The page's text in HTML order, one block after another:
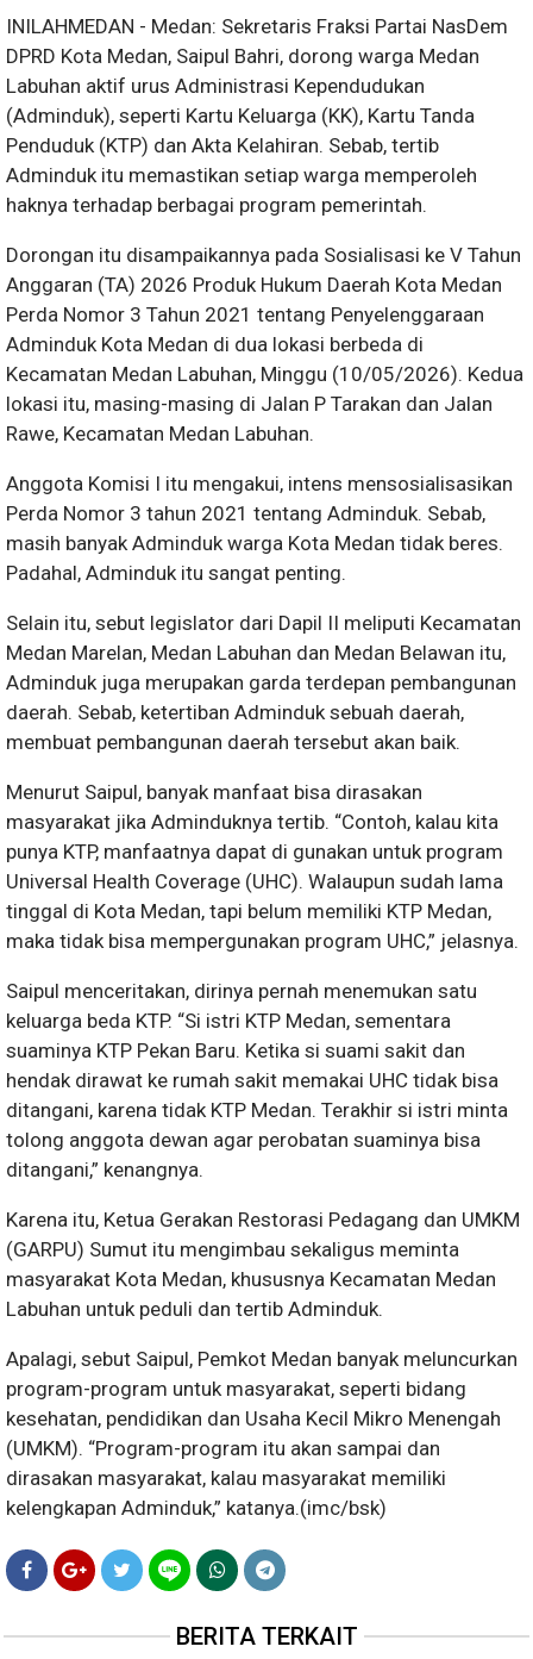
INILAHMEDAN - Medan: Sekretaris Fraksi Partai NasDem
DPRD Kota Medan, Saipul Bahri, dorong warga Medan
Labuhan aktif urus Administrasi Kependudukan
(Adminduk), seperti Kartu Keluarga (KK), Kartu Tanda
Penduduk (KTP) dan Akta Kelahiran. Sebab, tertib
Adminduk itu memastikan setiap warga memperoleh
haknya terhadap berbagai program pemerintah.
Dorongan itu disampaikannya pada Sosialisasi ke V Tahun
Anggaran (TA) 2026 Produk Hukum Daerah Kota Medan
Perda Nomor 3 Tahun 2021 tentang Penyelenggaraan
Adminduk Kota Medan di dua lokasi berbeda di
Kecamatan Medan Labuhan, Minggu (10/05/2026). Kedua
lokasi itu, masing-masing di Jalan P Tarakan dan Jalan
Rawe, Kecamatan Medan Labuhan.
Anggota Komisi I itu mengakui, intens mensosialisasikan
Perda Nomor 3 tahun 2021 tentang Adminduk. Sebab,
masih banyak Adminduk warga Kota Medan tidak beres.
Padahal, Adminduk itu sangat penting.
Selain itu, sebut legislator dari Dapil II meliputi Kecamatan
Medan Marelan, Medan Labuhan dan Medan Belawan itu,
Adminduk juga merupakan garda terdepan pembangunan
daerah. Sebab, ketertiban Adminduk sebuah daerah,
membuat pembangunan daerah tersebut akan baik.
Menurut Saipul, banyak manfaat bisa dirasakan
masyarakat jika Adminduknya tertib. “Contoh, kalau kita
punya KTP, manfaatnya dapat di gunakan untuk program
Universal Health Coverage (UHC). Walaupun sudah lama
tinggal di Kota Medan, tapi belum memiliki KTP Medan,
maka tidak bisa mempergunakan program UHC,” jelasnya.
Saipul menceritakan, dirinya pernah menemukan satu
keluarga beda KTP. “Si istri KTP Medan, sementara
suaminya KTP Pekan Baru. Ketika si suami sakit dan
hendak dirawat ke rumah sakit memakai UHC tidak bisa
ditangani, karena tidak KTP Medan. Terakhir si istri minta
tolong anggota dewan agar perobatan suaminya bisa
ditangani,” kenangnya.
Karena itu, Ketua Gerakan Restorasi Pedagang dan UMKM
(GARPU) Sumut itu mengimbau sekaligus meminta
masyarakat Kota Medan, khususnya Kecamatan Medan
Labuhan untuk peduli dan tertib Adminduk.
Apalagi, sebut Saipul, Pemkot Medan banyak meluncurkan
program-program untuk masyarakat, seperti bidang
kesehatan, pendidikan dan Usaha Kecil Mikro Menengah
(UMKM). “Program-program itu akan sampai dan
dirasakan masyarakat, kalau masyarakat memiliki
kelengkapan Adminduk,” katanya.(imc/bsk)
BERITA TERKAIT